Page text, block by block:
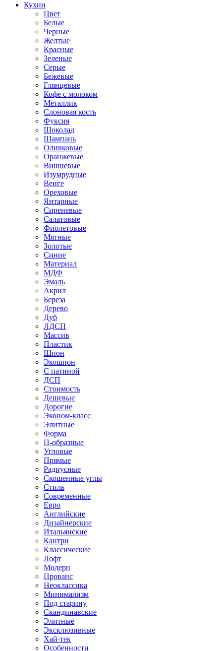
Кухни
Цвет
Белые
Черные
Желтые
Красные
Зеленые
Серые
Бежевые
Глянцевые
Кофе с молоком
Металлик
Слоновая кость
Фуксия
Шоколад
Шампань
Оливковые
Оранжевые
Вишневые
Изумрудные
Венге
Ореховые
Янтарные
Сиреневые
Салатовые
Фиолетовые
Мятные
Золотые
Синие
Материал
МДФ
Эмаль
Акрил
Береза
Дерево
Дуб
ЛДСП
Массив
Пластик
Шпон
Экошпон
С патиной
ДСП
Стоимость
Дешевые
Дорогие
Эконом-класс
Элитные
Форма
П-образные
Угловые
Прямые
Радиусные
Скошенные углы
Стиль
Современные
Евро
Английские
Дизайнерские
Итальянские
Кантри
Классические
Лофт
Модерн
Прованс
Неоклассика
Минимализм
Под старину
Скандинавские
Элитные
Эксклюзивные
Хай-тек
Особенности